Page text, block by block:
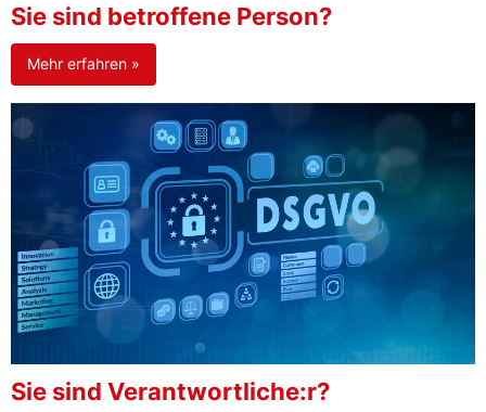
Sie sind betroffene Person?
Mehr erfahren »
Sie sind Verantwortliche:r?